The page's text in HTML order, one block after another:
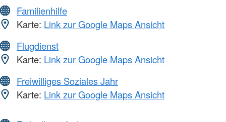
Familienhilfe
Karte: Link zur Google Maps Ansicht
Flugdienst
Karte: Link zur Google Maps Ansicht
Freiwilliges Soziales Jahr
Karte: Link zur Google Maps Ansicht